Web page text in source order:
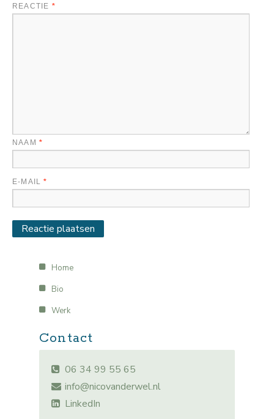
REACTIE *
NAAM *
E-MAIL*
Home
Bio
Werk
Contact
06 34 99 55 65
info@nicovanderwel.nl
LinkedIn